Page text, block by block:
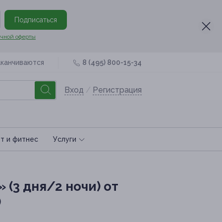
Подписаться
оферты
8 (495) 800-15-34
Вход / Регистрация
и фитнес Услуги
дня/2 ночи) от